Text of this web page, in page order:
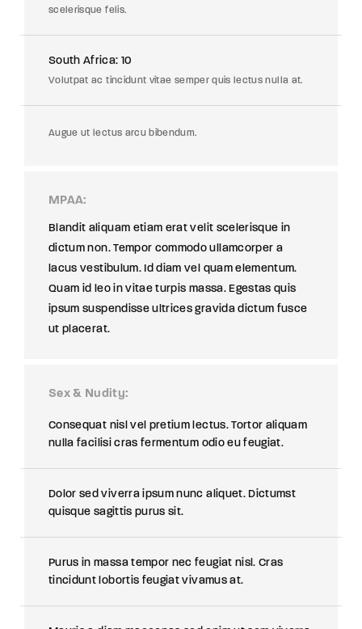
scelerisque felis.
South Africa: 10
Volutpat ac tincidunt vitae semper quis lectus nulla at.
Augue ut lectus arcu bibendum.
MPAA
Blandit aliquam etiam erat velit scelerisque in
dictum non. Tempor commodo ullamcorper a
lacus vestibulum. Id diam vel quam elementum.
Quam id leo in vitae turpis massa. Egestas quis
ipsum suspendisse ultrices gravida dictum fusce
ut placerat.
Sex & Nudity
Consequat nisl vel pretium lectus. Tortor aliquam
nulla facilisi cras fermentum odio eu feugiat.
Dolor sed viverra ipsum nunc aliquet. Dictumst
quisque sagittis purus sit.
Purus in massa tempor nec feugiat nisl. Cras
tincidunt lobortis feugiat vivamus at.